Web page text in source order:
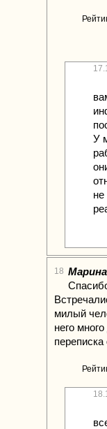
У
не
18
милый
него